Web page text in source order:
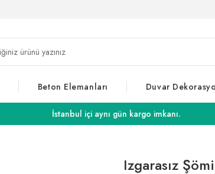
Beton Elemanları Duvar
İstanbul içi aynı gün kargo imkanı.
Izgarasız